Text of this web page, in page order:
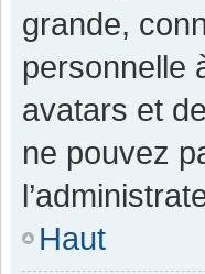
grande,
personnelle
avatars et
ne pouvez
Haut